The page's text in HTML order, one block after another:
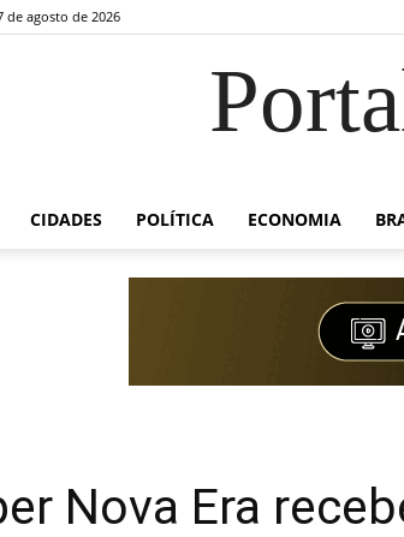
de agosto de 2026
CIDADES POLÍTICA ECONOMIA
Nova Era